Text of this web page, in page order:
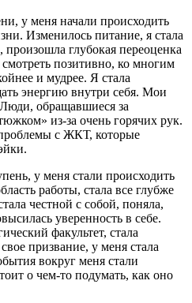
у меня начали происходить
Изменилось питание, я стала
глубокая переоценка
позитивно, ко многим
и мудрее. Я стала
энергию внутри себя. Мои
обращавшиеся за
из-за очень горячих рук.
с ЖКТ, которые
у меня стали происходить
работы, стала все глубже
честной с собой, поняла,
уверенность в себе.
факультет, стала
призвание, у меня стала
вокруг меня стали
о чем-то подумать, как оно